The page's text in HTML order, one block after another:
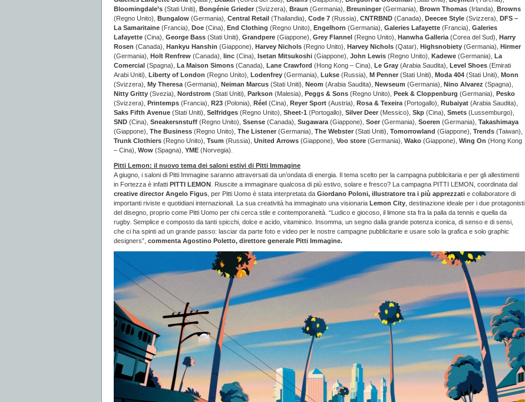
Bloomingdale’s (Stati Uniti), Bongénie Grieder (Svizzera), Braun (Germania), Breuninger (Germania), Brown Thomas (Irlanda), Browns
(Regno Unito), Bungalow (Germania), Central Retail (Thailandia), Code 7 (Russia), CNTRBND (Canada), Deecee Style (Svizzera), DFS –
La Samaritaine (Francia), Doe (Cina), End Clothing (Regno Unito), Engelhorn (Germania), Galeries Lafayette (Francia), Galeries
Lafayette (Cina), George Bass (Stati Uniti), Grandpere (Giappone), Grey Flannel (Regno Unito), Hanwha Galleria (Corea del Sud), Harry
Rosen (Canada), Hankyu Hanshin (Giappone), Harvey Nichols (Regno Unito), Harvey Nichols (Qatar), Highsnobiety (Germania), Hirmer
(Germania), Holt Renfrew (Canada), Iinc (Cina), Isetan Mitsukoshi (Giappone), John Lewis (Regno Unito), Kadewe (Germania), La
Comercial (Spagna), La Maison Simons (Canada), Lane Crawford (Hong Kong – Cina), Le Gray (Arabia Saudita), Level Shoes (Emirati
Arabi Uniti), Liberty of London (Regno Unito), Lodenfrey (Germania), Lukse (Russia), M Penner (Stati Uniti), Moda 404 (Stati Uniti), Monn
(Svizzera), My Theresa (Germania), Neiman Marcus (Stati Uniti), Neom (Arabia Saudita), Newseum (Germania), Nino Alvarez (Spagna),
Nitty Gritty (Svezia), Nordstrom (Stati Uniti), Parkson (Malesia), Peggs & Sons (Regno Unito), Peek & Cloppenburg (Germania), Pesko
(Svizzera), Printemps (Francia), R23 (Polonia), Réel (Cina), Reyer Sport (Austria), Rosa & Texeira (Portogallo), Rubaiyat (Arabia Saudita),
Saks Fifth Avenue (Stati Uniti), Selfridges (Regno Unito), Sheet-1 (Portogallo), Silver Deer (Messico), Skp (Cina), Smets (Lussemburgo),
SND (Cina), Sneakersnstuff (Regno Unito), Ssense (Canada), Sugawara (Giappone), Soer (Germania), Soeren (Germania), Takashimaya
(Giappone), The Business (Regno Unito), The Listener (Germania), The Webster (Stati Uniti), Tomorrowland (Giappone), Trends (Taiwan),
Trunk Clothiers (Regno Unito), Tsum (Russia), United Arrows (Giappone), Voo store (Germania), Wako (Giappone), Wing On (Hong Kong
– Cina), Wow (Spagna), YME (Norvegia).
Pitti Lemon: il nuovo tema dei saloni estivi di Pitti Immagine
A giugno, i saloni di Pitti Immagine saranno attraversati da un’ondata di energia. Il tema scelto per la campagna pubblicitaria e per gli allestimenti
in Fortezza è infatti PITTI LEMON . Riuscite a immaginare qualcosa di più estivo, solare e fresco? La campagna PITTI LEMON, coordinata dal
creative director Angelo Figus , per Pitti Uomo è stata interpretata da Giordano Poloni, illustratore tra i più apprezzati e collaboratore di
importanti riviste e quotidiani internazionali. La sua creatività ha immaginato una visionaria Lemon City , destinazione ideale per i due protagonisti
del disegno, proprio come Pitti Uomo per chi cerca stile e contemporaneità. “Ludico e giocoso, il limone sta fra la palla da tennis e quella da
rugby. Semplice e composto da tanti spicchi, dolce e acido, vitaminico. Insomma, un segno dalla grande potenza iconica, di senso e di sensi,
che ci ha spinti ad un grande passo: lasciar da parte foto e video per le nostre campagne pubblicitarie e usare solo la grafica e solo graphic
designers”, commenta Agostino Poletto, direttore generale Pitti Immagine.